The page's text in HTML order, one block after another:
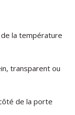
de la température
transparent ou
de la porte